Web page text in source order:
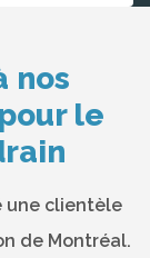
nos
le
une clientèle
de Montréal.